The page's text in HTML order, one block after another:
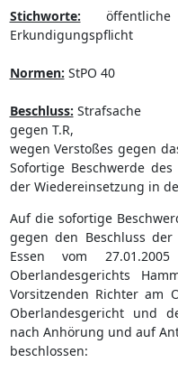
Stichworte:
Erkundigungspflicht
Normen: StPO 40
Beschluss: Strafsache
gegen T.R,
wegen Verstoßes gegen
Sofortige Beschwerde
der Wiedereinsetzung in
Auf die sofortige
gegen den Beschluss
Essen vom
Oberlandesgerichts
Vorsitzenden Richter am
Oberlandesgericht und
nach Anhörung und auf
beschlossen: